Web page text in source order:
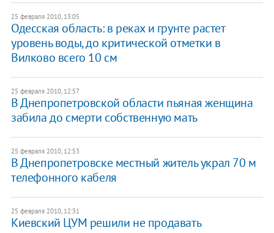
25 февраля 2010, 13:05
Одесская область: в реках и грунте растет
уровень воды, до критической отметки в
Вилково всего 10 см
25 февраля 2010, 12:57
В Днепропетровской области пьяная женщина
забила до смерти собственную мать
25 февраля 2010, 12:53
В Днепропетровске местный житель украл 70 м
телефонного кабеля
25 февраля 2010, 12:31
Киевский ЦУМ решили не продавать